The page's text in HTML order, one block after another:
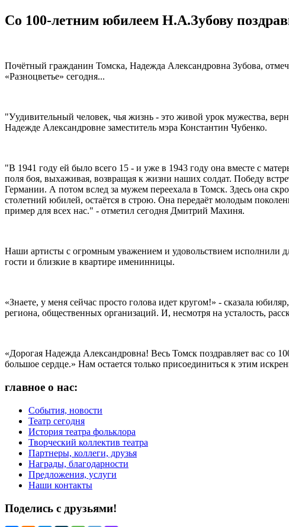
Со 100-летним юбилеем Н.А.Зубову
Почётный гражданин Томска, Надежда Александровна Зубова,
«Разноцветье» сегодня...
"Уудивительный человек, чья жизнь - это живой урок мужества,
Надежде Александровне заместитель мэра Константин Чубенко.
"В 1941 году ей было всего 15 - и уже в 1943 году она вместе с
поля боя, выхаживая, возвращая к жизни наших солдат. Победу
Германии. А потом вслед за мужем переехала в Томск. Здесь она
столетний юбилей, остаётся в строю. Она передаёт молодым
пример для всех нас." - отметил сегодня Дмитрий Махиня.
Наши артисты с огромным уважением и удовольствием исполнили
гости и близкие в квартире именинницы.
«Знаете, у меня сейчас просто голова идет кругом!» - сказала
региона, общественных организаций. И, несмотря на усталость,
«Дорогая Надежда Александровна! Весь Томск поздравляет вас со
большое сердце.» Нам остается только присоединиться к этим
главное о нас:
События, новости
Театр сегодня
История театра фольклора
Творческий коллектив театра
Партнеры, коллеги, друзья
Награды, благодарности
Предложения, услуги
Наши контакты
Поделись с друзьями!